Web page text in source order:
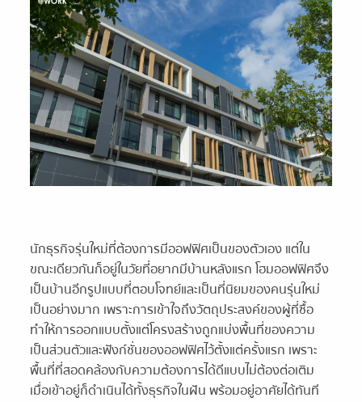
นักธุรกิจรุ่นใหม่ที่ต้องการมีออฟฟิศเป็นของตัวเอง แต่ใน
ขณะเดียวกันก็อยู่ในวัยที่อยากมีบ้านหลังแรก โฮมออฟฟิศจึง
เป็นบ้านอีกรูปแบบที่ตอบโจทย์และเป็นที่นิยมของคนรุ่นใหม่
เป็นอย่างมาก เพราะการเข้าใจถึงวัตถุประสงค์ของผู้ที่ซื้อ
ทำให้การออกแบบตั้งแต่โครงสร้างถูกแบ่งพื้นที่ของความ
เป็นส่วนตัวและฟังก์ชั่นของออฟฟิศไว้ตั้งแต่ครั้งแรก เพราะ
พื้นที่ที่สอดคล้องกับความต้องการได้ดีแบบไม่ต้องต่อเติม
เมื่อเข้าอยู่ก็ดำเนินได้ทั้งธุรกิจในฝัน พร้อมอยู่อาศัยได้ทันที